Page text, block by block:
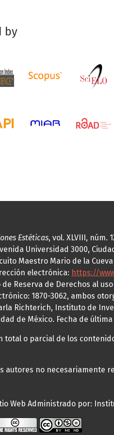
by
Estéticas, vol. XLVIII,
Universidad 3000,
Maestro Mario de la
electrónica: https://
Reserva de Derechos al
1870-3062, ambos
Richterich, Instituto de
de México. Fecha de
total o parcial de los
autores no necesariamente
Web Administrado por: